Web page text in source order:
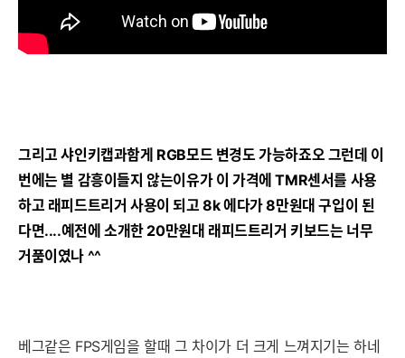
그리고 샤인키캡과함게 RGB모드 변경도 가능하죠오 그런데 이
번에는 별 감흥이들지 않는이유가 이 가격에 TMR센서를 사용
하고 래피드트리거 사용이 되고 8k 에다가 8만원대 구입이 된
다면....예전에 소개한 20만원대 래피드트리거 키보드는 너무
거품이였나 ^^
베그같은 FPS게임을 할때 그 차이가 더 크게 느껴지기는 하네